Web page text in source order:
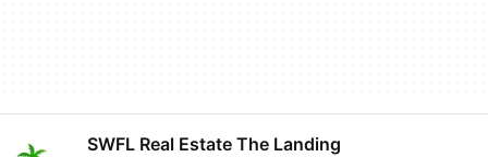
SWFL Real Estate The Landing